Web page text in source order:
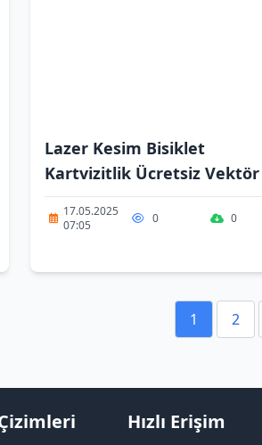
Lazer Kesim Bisiklet
Kartvizitlik Ücretsiz Vektör
17.05.2025
07:05
0 0
1 2
Hızlı Erişim